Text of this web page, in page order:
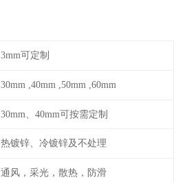
3mm可定制
30mm ,40mm ,50mm ,60mm
30mm、40mm可按需定制
热镀锌、冷镀锌及不处理
通风，采光，散热，防滑